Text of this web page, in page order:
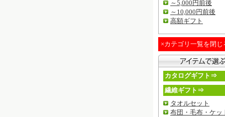
～5,000円前後
～10,000円前後
高額ギフト
×カテゴリ一覧を閉じ
カタログギフト⇒
繊維ギフト⇒
タオルセット
布団・毛布・ケッ